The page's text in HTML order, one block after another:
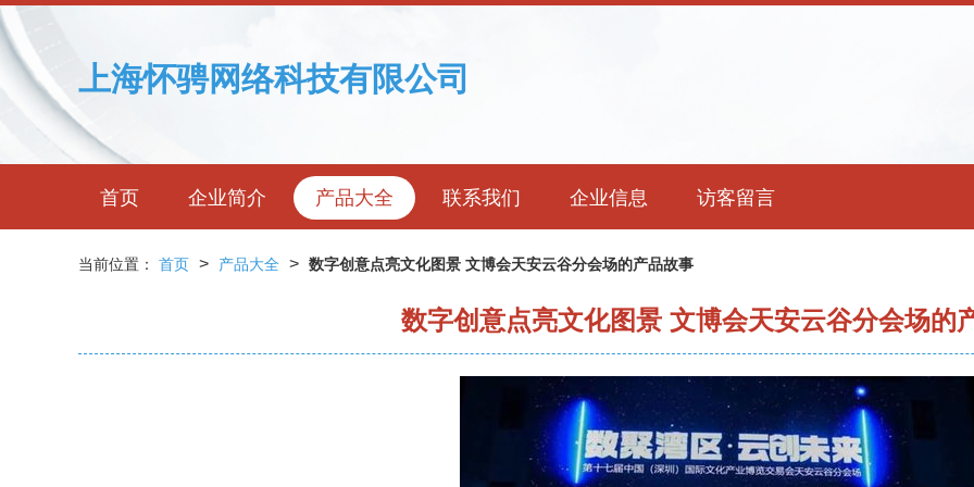
上海怀骋网络科技有限公司
首页 企业简介 产品大全 联系我们 企业信息 访客留言
当前位置： 首页 > 产品大全 > 数字创意点亮文化图景 文博会天安云谷分会场的产品故事
数字创意点亮文化图景 文博会天安云谷分会场的